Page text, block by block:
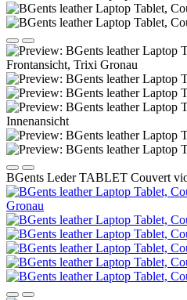
BGents Leder TABLET Couvert